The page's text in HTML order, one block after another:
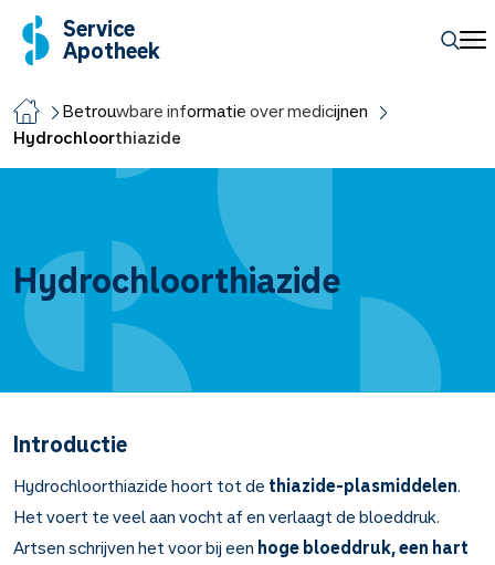
Service
Apotheek
Betrouwbare informatie over medicijnen
Hydrochloorthiazide
Hydrochloorthiazide
Introductie
Hydrochloorthiazide hoort tot de thiazide-plasmiddelen.
Het voert te veel aan vocht af en verlaagt de bloeddruk.
Artsen schrijven het voor bij een hoge bloeddruk, een hart